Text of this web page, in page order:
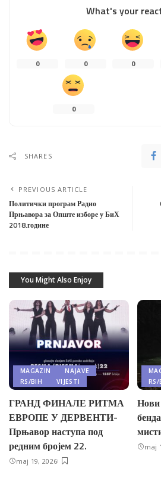
What's your
0 0 0
0
SHARES
PREVIOUS ARTICLE
Политички програм Радио
Прњавора за Опште изборе у БиХ
2018.године
You Might Also Enjoy
MAGAZIN
NAJAVE
RS/BIH
VIJESTI
ГРАНД ФИНАЛЕ РИТМА
ЕВРОПЕ У ДЕРВЕНТИ-
Прњавор наступа под
редним бројем 22.
maj 19, 2026
RS/
Нови
maj